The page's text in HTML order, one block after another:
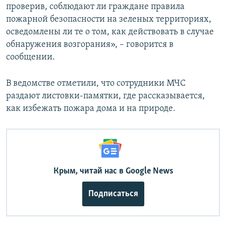
проверив, соблюдают ли граждане правила
пожарной безопасности на зеленых территориях,
осведомлены ли те о том, как действовать в случае
обнаружения возгорания», – говорится в
сообщении.
В ведомстве отметили, что сотрудники МЧС
раздают листовки-памятки, где рассказывается,
как избежать пожара дома и на природе.
Крым, читай нас в Google News
Подписаться